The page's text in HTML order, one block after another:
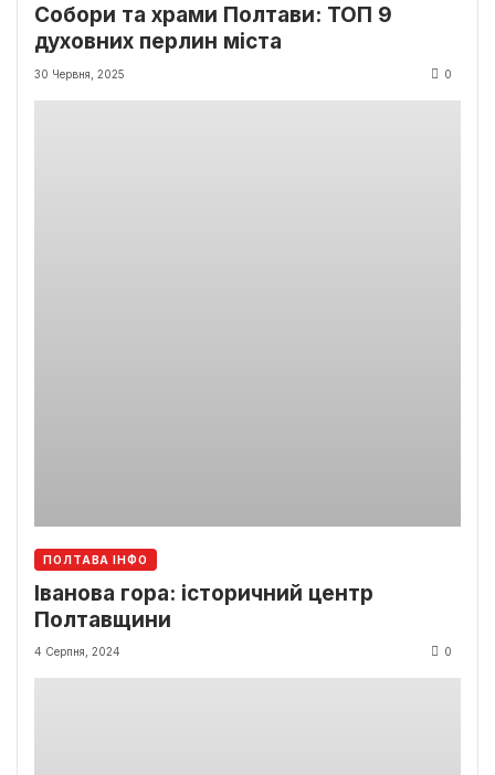
Собори та храми Полтави: ТОП 9
духовних перлин міста
30 Червня, 2025 0
ПОЛТАВА ІНФО
Іванова гора: історичний центр
Полтавщини
4 Серпня, 2024 0